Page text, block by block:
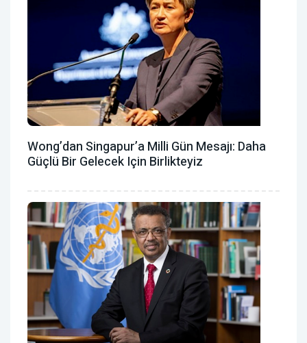
Wong’dan Singapur’a Milli Gün Mesajı: Daha
Güçlü Bir Gelecek Için Birlikteyiz